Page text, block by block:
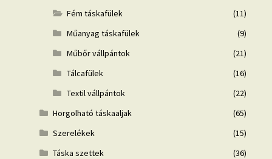
Fém táskafülek
(11)
Műanyag táskafülek
(9)
Műbőr vállpántok
(21)
Tálcafülek
(16)
Textil vállpántok
(22)
Horgolható táskaaljak
(65)
Szerelékek
(15)
Táska szettek
(36)